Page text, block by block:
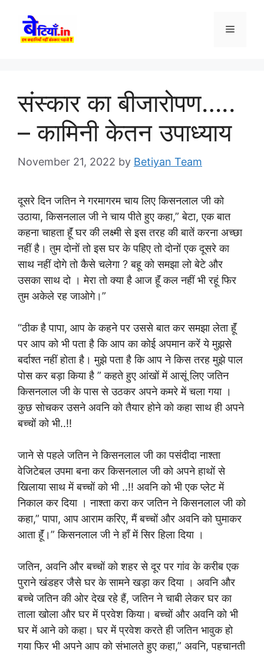
content
Menu
संस्कार का बीजारोपण…..
– कामिनी केतन उपाध्याय
November 21, 2022 by Betiyan Team
दूसरे दिन जतिन ने गरमागरम चाय लिए किसनलाल जी को
उठाया, किसनलाल जी ने चाय पीते हुए कहा,” बेटा, एक बात
कहना चाहता हूॅं घर की लक्ष्मी से इस तरह की बातें करना अच्छा
नहीं है। तुम दोनों तो इस घर के पहिए तो दोनों एक दूसरे का
साथ नहीं दोगे तो कैसे चलेगा ? बहू को समझा लो बेटे और
उसका साथ दो । मेरा तो क्या है आज हूॅं कल नहीं भी रहूं फिर
तुम अकेले रह जाओगे।”
“ठीक है पापा, आप के कहने पर उससे बात कर समझा लेता हूॅं
पर आप को भी पता है कि आप का कोई अपमान करें ये मुझसे
बर्दाश्त नहीं होता है। मुझे पता है कि आप ने किस तरह मुझे पाल
पोस कर बड़ा किया है ” कहते हुए आंखों में आसूं लिए जतिन
किसनलाल जी के पास से उठकर अपने कमरे में चला गया ‌।
कुछ सोचकर उसने अवनि को तैयार होने को कहा साथ ही अपने
बच्चों को भी..!!
जाने से पहले जतिन ने किसनलाल जी का पसंदीदा नाश्ता
वेजिटेबल उपमा बना कर किसनलाल जी को अपने हाथों से
खिलाया साथ में बच्चों को भी ..!! अवनि को भी एक प्लेट में
निकाल कर दिया । नाश्ता करा कर जतिन ने किसनलाल जी को
कहा,” पापा, आप आराम करिए, मैं बच्चों और अवनि को घुमाकर
आता हूॅं।” किसनलाल जी ने हॉं में सिर हिला दिया ।
जतिन, अवनि और बच्चों को शहर से दूर पर गांव के करीब एक
पुराने खंडहर जैसे घर के सामने खड़ा कर दिया । अवनि और
बच्चे जतिन की ओर देख रहे हैं, जतिन ने चाबी लेकर घर का
ताला खोला और घर में प्रवेश किया। बच्चों और अवनि को भी
घर में आने को कहा। घर में प्रवेश करते ही जतिन भावुक हो
गया फिर भी अपने आप को संभालते हुए कहा,” अवनि, पहचानती